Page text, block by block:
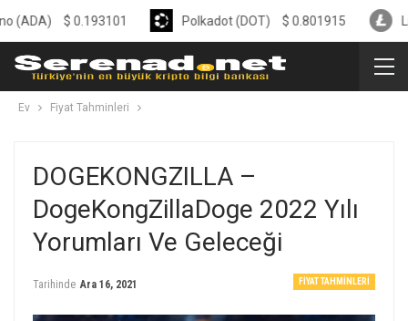
Ev Fiyat Tahminleri
DOGEKONGZILLA –
DogeKongZillaDoge 2022 Yılı
Yorumları Ve Geleceği
FIYAT TAHMINLERI
Tarihinde Ara 16, 2021
$0.193101 Polkadot (DOT) $0.801915 Litecoin